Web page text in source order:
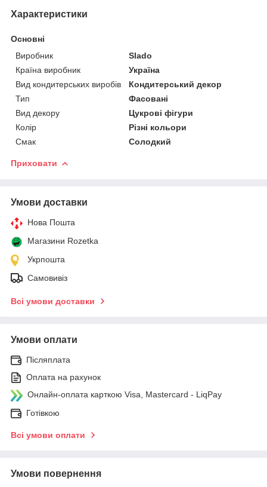
Характеристики
Основні
Виробник
Slado
Країна виробник
Україна
Вид кондитерських виробів
Кондитерський декор
Тип
Фасовані
Вид декору
Цукрові фігури
Колір
Різні кольори
Смак
Солодкий
Приховати
Умови доставки
Нова Пошта
Магазини Rozetka
Укрпошта
Самовивіз
Всі умови доставки
Умови оплати
Післяплата
Оплата на рахунок
Онлайн-оплата карткою Visa, Mastercard - LiqPay
Готівкою
Всі умови оплати
Умови повернення